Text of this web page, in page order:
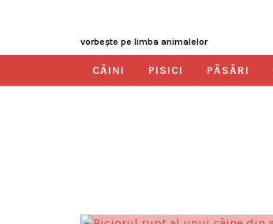
vorbeşte pe limba animalelor
CÂINI PISICI PĂSĂRI